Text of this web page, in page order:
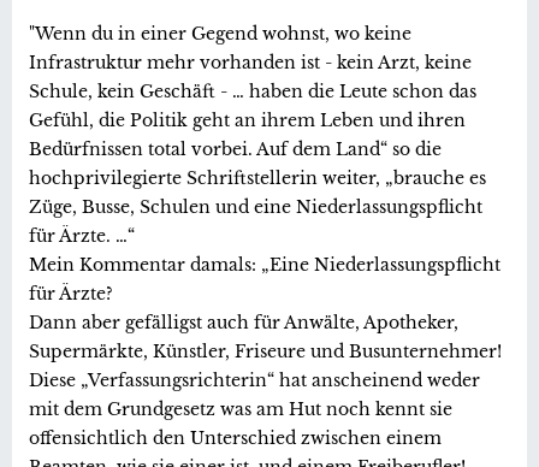
"Wenn du in einer Gegend wohnst, wo keine
Infrastruktur mehr vorhanden ist - kein Arzt, keine
Schule, kein Geschäft - … haben die Leute schon das
Gefühl, die Politik geht an ihrem Leben und ihren
Bedürfnissen total vorbei. Auf dem Land“ so die
hochprivilegierte Schriftstellerin weiter, „brauche es
Züge, Busse, Schulen und eine Niederlassungspflicht
für Ärzte. …“
Mein Kommentar damals: „Eine Niederlassungspflicht
für Ärzte?
Dann aber gefälligst auch für Anwälte, Apotheker,
Supermärkte, Künstler, Friseure und Busunternehmer!
Diese „Verfassungsrichterin“ hat anscheinend weder
mit dem Grundgesetz was am Hut noch kennt sie
offensichtlich den Unterschied zwischen einem